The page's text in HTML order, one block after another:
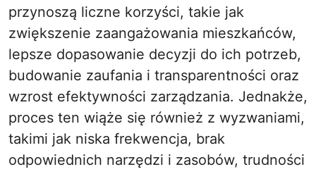
przynoszą liczne korzyści, takie jak
zwiększenie zaangażowania mieszkańców,
lepsze dopasowanie decyzji do ich potrzeb,
budowanie zaufania i transparentności oraz
wzrost efektywności zarządzania. Jednakże,
proces ten wiąże się również z wyzwaniami,
takimi jak niska frekwencja, brak
odpowiednich narzędzi i zasobów, trudności